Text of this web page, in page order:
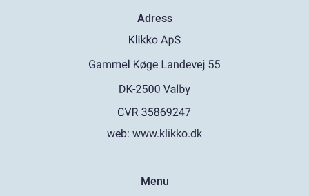
Adress
web: www.klikko.dk
Menu